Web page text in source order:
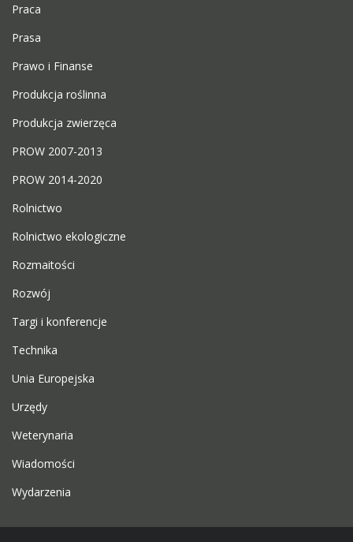
Praca
Prasa
Prawo i Finanse
Produkcja roślinna
Produkcja zwierzęca
PROW 2007-2013
PROW 2014-2020
Rolnictwo
Rolnictwo ekologiczne
Rozmaitości
Rozwój
Targi i konferencje
Technika
Unia Europejska
Urzędy
Weterynaria
Wiadomości
Wydarzenia